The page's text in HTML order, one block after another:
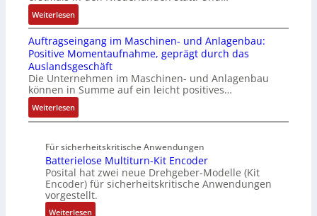
t
e
m
e
R
e
i
f
e
g
a
L
3
f
ü
r
e
S
e
u
e
r
u
n
n
v
o
n
A
G
V
u
n
d
o
b
o
t
t
r
u
k
t
u
r
0
3
6
f
e
h
l
e
n
,
3
M
i
l
Weiterlesen:
A
l
l
A
b
o
u
t
u
t
o
m
a
Auftragseingang im Maschinen- und Anlagenbau:
Positive Momentaufnahme, geprägt durch das
Auslandsgeschäft
Die Unternehmen im Maschinen- und Anlagenbau
können in Summe auf ein leicht positives…
Weiterlesen:
A
f
t
a
g
Für sicherheitskritische Anwendungen
Batterielose Multiturn-Kit Encoder
Posital hat zwei neue Drehgeber-Modelle (Kit
Encoder) für sicherheitskritische Anwendungen
vorgestellt.
Weiterlesen: